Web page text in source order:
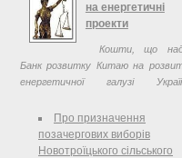
програм та комплексних
заходів програмного
характеру" за напрямом
Державна програма
"Репродуктивне здоров'я
України
Про затвердження
на енергетичні
проекти
Кошти, що
Банк розвитку Китаю на
енергетичної галузі
проектів.Про призначення
позачергових виборів
Новотроїцького сільського